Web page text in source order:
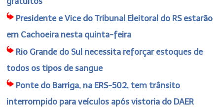
Presidente e Vice do Tribunal Eleitoral do RS estarão
em Cachoeira nesta quinta-feira
Rio Grande do Sul necessita reforçar estoques de
todos os tipos de sangue
Ponte do Barriga, na ERS-502, tem trânsito
interrompido para veículos após vistoria do DAER